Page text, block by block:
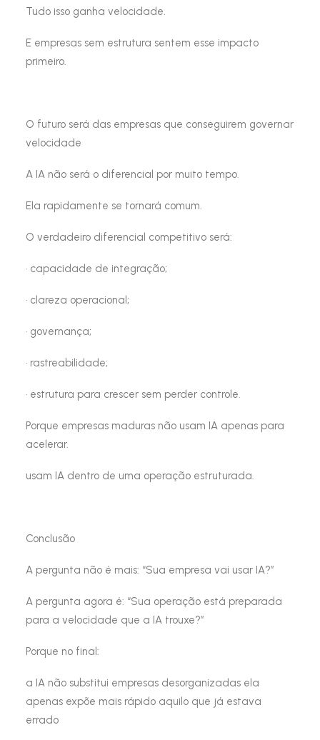
Tudo isso ganha velocidade.
E empresas sem estrutura sentem esse impacto
primeiro.
O futuro será das empresas que conseguirem governar
velocidade
A IA não será o diferencial por muito tempo.
Ela rapidamente se tornará comum.
O verdadeiro diferencial competitivo será:
· capacidade de integração;
· clareza operacional;
· governança;
· rastreabilidade;
· estrutura para crescer sem perder controle.
Porque empresas maduras não usam IA apenas para
acelerar.
usam IA dentro de uma operação estruturada.
Conclusão
A pergunta não é mais: “Sua empresa vai usar IA?”
A pergunta agora é: “Sua operação está preparada
para a velocidade que a IA trouxe?”
Porque no final:
a IA não substitui empresas desorganizadas ela
apenas expõe mais rápido aquilo que já estava
errado